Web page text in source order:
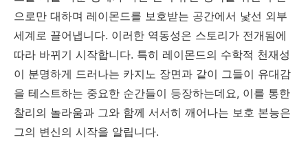
으로만 대하며 레이몬드를 보호받는 공간에서 낯선 외부
세계로 끌어냅니다. 이러한 역동성은 스토리가 전개됨에
따라 바뀌기 시작합니다. 특히 레이몬드의 수학적 천재성
이 분명하게 드러나는 카지노 장면과 같이 그들이 유대감
을 테스트하는 중요한 순간들이 등장하는데요, 이를 통한
찰리의 놀라움과 그와 함께 서서히 깨어나는 보호 본능은
그의 변신의 시작을 알립니다.